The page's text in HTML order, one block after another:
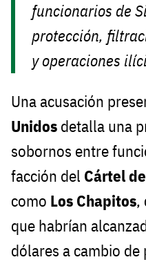
funcionarios de
protección,
y operaciones
Una acusación
Unidos detalla una
sobornos entre
facción del Cártel
como Los Chapitos,
que habrían
dólares a cambio